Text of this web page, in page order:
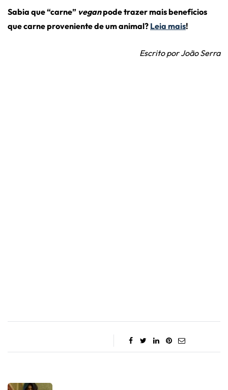
Sabia que “carne” veganpode trazer mais benefícios
que carne proveniente de um animal? Leia mais!
Escrito por João Serra